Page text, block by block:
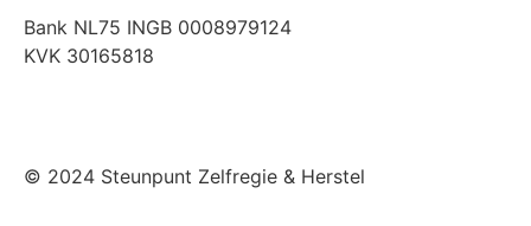
Bank NL75 INGB 0008979124
KVK 30165818
© 2024 Steunpunt Zelfregie & Herstel